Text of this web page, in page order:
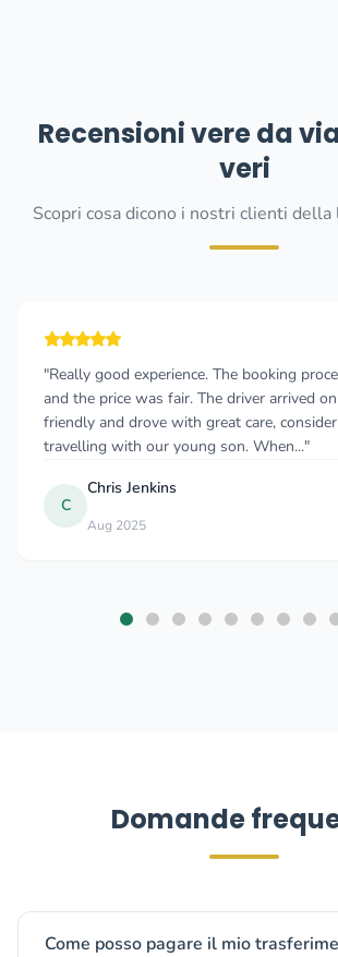
Recensioni vere da
veri
Scopri cosa dicono i nostri clienti della
easy
was
we were
"great car service in
called this company 2
the morning, i had
was standing at the door
Domande
Come posso pagare il mio